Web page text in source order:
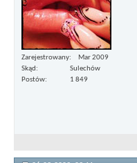
Zarejestrowany
Mar 2009
Skąd
Sulechów
Postów
1 849